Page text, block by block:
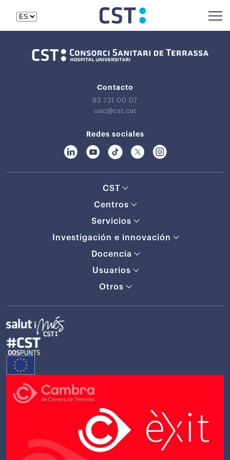
Contacto
93 731 00 07
uac@cst.cat
Redes sociales
CST
Centros
Servicios
Investigación e innovación
Docencia
Usuarios
Otros